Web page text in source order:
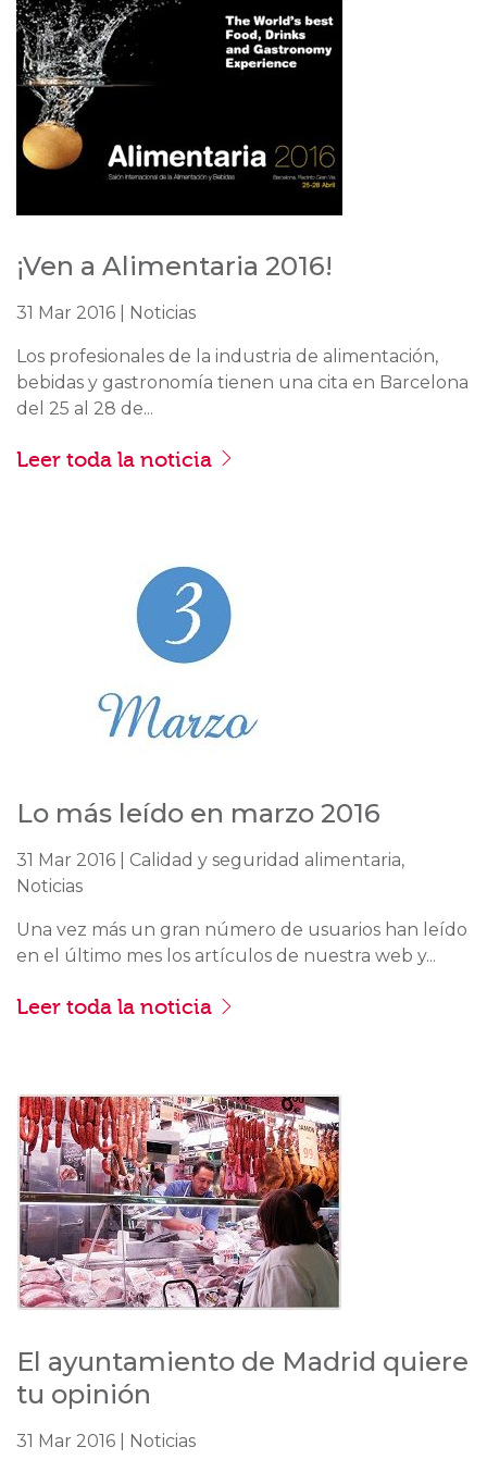
¡Ven a Alimentaria 2016!
31 Mar 2016 | Noticias
Los profesionales de la industria de alimentación,
bebidas y gastronomía tienen una cita en Barcelona
del 25 al 28 de...
Leer toda la noticia
Lo más leído en marzo 2016
31 Mar 2016 | Calidad y seguridad alimentaria,
Noticias
Una vez más un gran número de usuarios han leído
en el último mes los artículos de nuestra web y...
Leer toda la noticia
El ayuntamiento de Madrid quiere
tu opinión
31 Mar 2016 | Noticias